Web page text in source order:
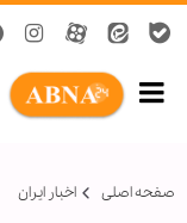
صفحه اصلی اخبار ایران